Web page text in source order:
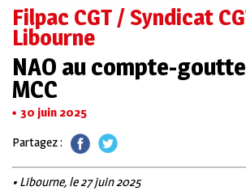
Filpac CGT / Syndicat
Libourne
NAO au compte-
MCC
30 juin 2025
Partagez :
• Libourne, le 27 juin 2025